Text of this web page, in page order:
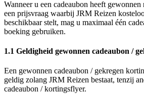
Wanneer u een cadeaubon heeft gewonnen
een prijsvraag waarbij JRM Reizen
beschikbaar stelt, mag u maximaal één
boeking gebruiken.
1.1 Geldigheid gewonnen cadeaubon /
Een gewonnen cadeaubon / gekregen
geldig zolang JRM Reizen bestaat, tenzij
cadeaubon / kortingsflyer.